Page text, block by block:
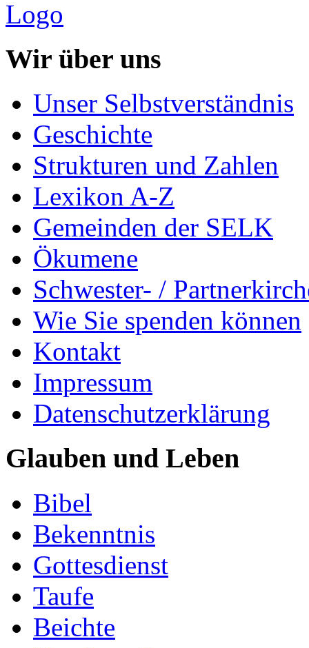
Wir über uns
Unser Selbstverständnis
Geschichte
Strukturen und Zahlen
Lexikon A-Z
Gemeinden der SELK
Ökumene
Schwester- /
Wie Sie spenden können
Kontakt
Impressum
Datenschutzerklärung
Glauben und Leben
Bibel
Bekenntnis
Gottesdienst
Taufe
Beichte